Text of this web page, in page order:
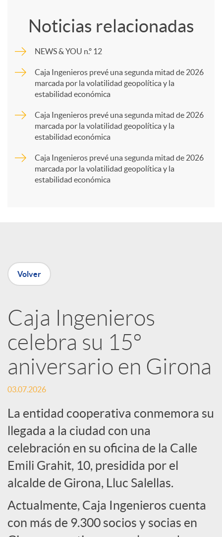
m
p
e
R
e
d
e
s
S
o
Noticias relacionadas
NEWS & YOU n.º 12
Caja Ingenieros prevé una segunda mitad de 2026
marcada por la volatilidad geopolítica y la
estabilidad económica
Caja Ingenieros prevé una segunda mitad de 2026
marcada por la volatilidad geopolítica y la
estabilidad económica
Caja Ingenieros prevé una segunda mitad de 2026
marcada por la volatilidad geopolítica y la
estabilidad económica
Volver
Caja Ingenieros
celebra su 15º
aniversario en Girona
03.07.2026
La entidad cooperativa conmemora su
llegada a la ciudad con una
celebración en su oficina de la Calle
Emili Grahit, 10, presidida por el
alcalde de Girona, Lluc Salellas.
Actualmente, Caja Ingenieros cuenta
con más de 9.300 socios y socias en